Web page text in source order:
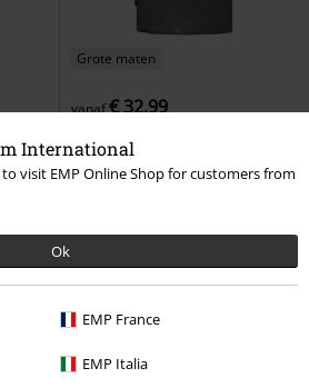
International
to visit EMP Online Shop for customers from
Ok
EMP France
EMP Italia
Grote maten
vanaf€ 32,99
shirt